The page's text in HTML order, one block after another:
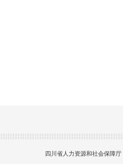
四川省人力资源和社会保障厅